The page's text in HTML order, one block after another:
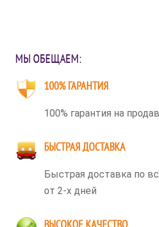
МЫ ОБЕЩАЕМ:
100% ГАРАНТИЯ
100% гарантия на
БЫСТРАЯ ДОСТАВКА
Быстрая доставка по
от 2-х дней